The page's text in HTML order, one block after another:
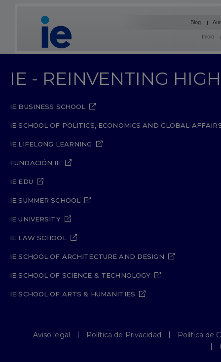
Blog
Inicio
IE - REINVENTING
IE BUSINESS SCHOOL
IE SCHOOL OF POLITICS, ECONOMICS AND GLOBAL
IE LIFELONG LEARNING
FUNDACIÓN IE
IE EDU
IE SUMMER SCHOOL
IE UNIVERSITY
IE LAW SCHOOL
IE SCHOOL OF ARCHITECTURE AND DESIGN
IE SCHOOL OF SCIENCE & TECHNOLOGY
IE SCHOOL OF ARTS & HUMANITIES
Aviso legal Política de Privacidad
Política de